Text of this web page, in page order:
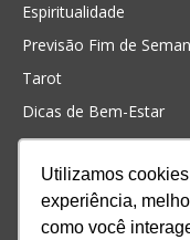
Utilizamos
experiência,
como você
Espiritualidade
Previsão Fim de
Tarot
Dicas de Bem-Estar
Cristianismo
Simpatias
Significado dos sonhos